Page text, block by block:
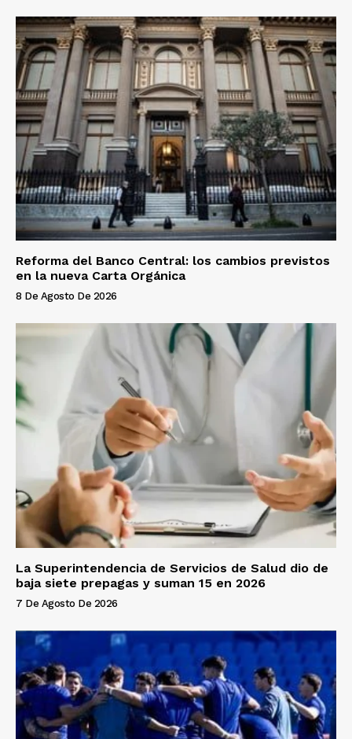
Reforma del Banco Central: los cambios previstos
en la nueva Carta Orgánica
8 De Agosto De 2026
La Superintendencia de Servicios de Salud dio de
baja siete prepagas y suman 15 en 2026
7 De Agosto De 2026